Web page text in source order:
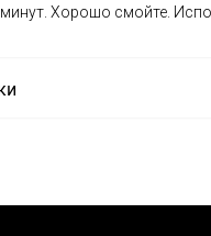
Хорошо смойте.